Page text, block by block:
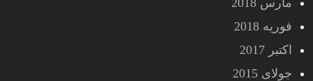
مارس 2018
فوریه 2018
اکتبر 2017
جولای 2015